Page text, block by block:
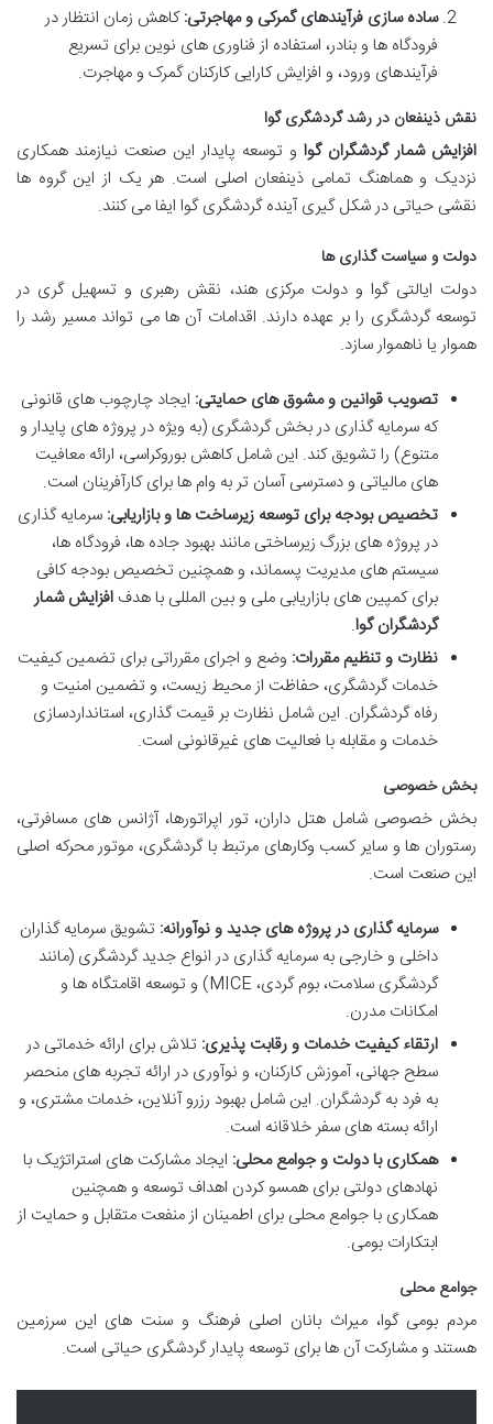
ساده سازی فرآیندهای گمرکی و مهاجرتی:کاهش زمان انتظار در
فرودگاه ها و بنادر، استفاده از فناوری های نوین برای تسریع
فرآیندهای ورود، و افزایش کارایی کارکنان گمرک و مهاجرت.
نقش ذینفعان در رشد گردشگری گوا
افزایش شمار گردشگران گوا و توسعه پایدار این صنعت نیازمند همکاری
نزدیک و هماهنگ تمامی ذینفعان اصلی است. هر یک از این گروه ها
نقشی حیاتی در شکل گیری آینده گردشگری گوا ایفا می کنند.
دولت و سیاست گذاری ها
دولت ایالتی گوا و دولت مرکزی هند، نقش رهبری و تسهیل گری در
توسعه گردشگری را بر عهده دارند. اقدامات آن ها می تواند مسیر رشد را
هموار یا ناهموار سازد.
تصویب قوانین و مشوق های حمایتی: ایجاد چارچوب های قانونی
که سرمایه گذاری در بخش گردشگری (به ویژه در پروژه های پایدار و
متنوع) را تشویق کند. این شامل کاهش بوروکراسی، ارائه معافیت
های مالیاتی و دسترسی آسان تر به وام ها برای کارآفرینان است.
تخصیص بودجه برای توسعه زیرساخت ها و بازاریابی: سرمایه گذاری
در پروژه های بزرگ زیرساختی مانند بهبود جاده ها، فرودگاه ها،
سیستم های مدیریت پسماند، و همچنین تخصیص بودجه کافی
برای کمپین های بازاریابی ملی و بین المللی با هدف افزایش شمار
گردشگران گوا.
نظارت و تنظیم مقررات: وضع و اجرای مقرراتی برای تضمین کیفیت
خدمات گردشگری، حفاظت از محیط زیست، و تضمین امنیت و
رفاه گردشگران. این شامل نظارت بر قیمت گذاری، استانداردسازی
خدمات و مقابله با فعالیت های غیرقانونی است.
بخش خصوصی
بخش خصوصی شامل هتل داران، تور اپراتورها، آژانس های مسافرتی،
رستوران ها و سایر کسب وکارهای مرتبط با گردشگری، موتور محرکه اصلی
این صنعت است.
سرمایه گذاری در پروژه های جدید و نوآورانه: تشویق سرمایه گذاران
داخلی و خارجی به سرمایه گذاری در انواع جدید گردشگری (مانند
گردشگری سلامت، بوم گردی، MICE) و توسعه اقامتگاه ها و
امکانات مدرن.
ارتقاء کیفیت خدمات و رقابت پذیری: تلاش برای ارائه خدماتی در
سطح جهانی، آموزش کارکنان، و نوآوری در ارائه تجربه های منحصر
به فرد به گردشگران. این شامل بهبود رزرو آنلاین، خدمات مشتری، و
ارائه بسته های سفر خلاقانه است.
همکاری با دولت و جوامع محلی: ایجاد مشارکت های استراتژیک با
نهادهای دولتی برای همسو کردن اهداف توسعه و همچنین
همکاری با جوامع محلی برای اطمینان از منفعت متقابل و حمایت از
ابتکارات بومی.
جوامع محلی
مردم بومی گوا، میراث بانان اصلی فرهنگ و سنت های این سرزمین
هستند و مشارکت آن ها برای توسعه پایدار گردشگری حیاتی است.